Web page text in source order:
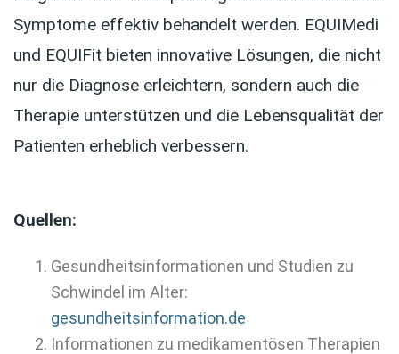
Symptome effektiv behandelt werden. EQUIMedi
und EQUIFit bieten innovative Lösungen, die nicht
nur die Diagnose erleichtern, sondern auch die
Therapie unterstützen und die Lebensqualität der
Patienten erheblich verbessern.
Quellen:
Gesundheitsinformationen und Studien zu
Schwindel im Alter:
gesundheitsinformation.de
Informationen zu medikamentösen Therapien